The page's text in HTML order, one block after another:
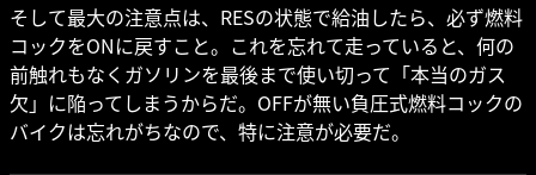
そして最大の注意点は、RESの状態で給油したら、必ず燃料
コックをONに戻すこと。これを忘れて走っていると、何の
前触れもなくガソリンを最後まで使い切って「本当のガス
欠」に陥ってしまうからだ。OFFが無い負圧式燃料コックの
バイクは忘れがちなので、特に注意が必要だ。